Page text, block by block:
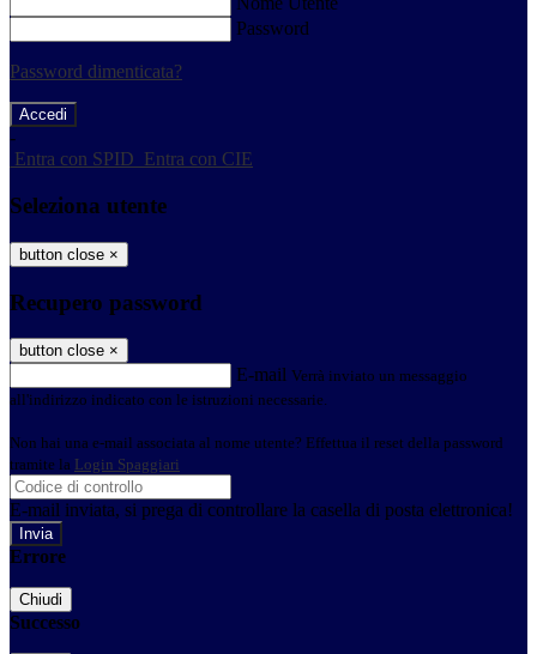
Password
Password dimenticata?
-
Entra con SPID Entra con CIE
Seleziona utente
button close ×
Recupero password
button close ×
E-mail Verrà inviato un messaggio
all'indirizzo indicato con le istruzioni necessarie.
Non hai una e-mail associata al nome utente? Effettua il reset della password
tramite la Login Spaggiari
E-mail inviata, si prega di controllare la casella di posta elettronica!
Errore
Chiudi
Successo